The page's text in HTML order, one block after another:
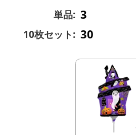
単品: 3
10枚セット: 30